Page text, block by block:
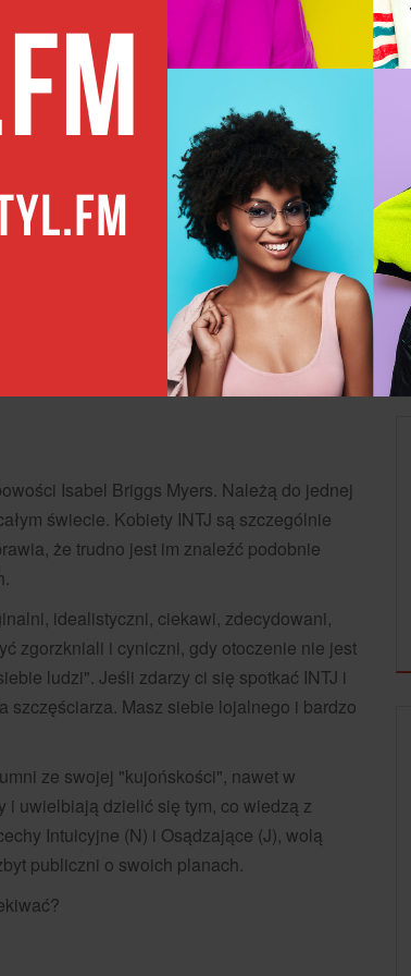
dla INTJ w życiu
Isabel Briggs Myers. Należą do jednej
świecie. Kobiety INTJ są szczególnie
że trudno jest im znaleźć podobnie
idealistyczni, ciekawi, zdecydowani,
zgorzkniali i cyniczni, gdy otoczenie nie jest
ludzi". Jeśli zdarzy ci się spotkać INTJ i
szczęściarza. Masz siebie lojalnego i bardzo
ze swojej "kujońskości", nawet w
uwielbiają dzielić się tym, co wiedzą z
Intuicyjne (N) i Osądzające (J), wolą
publiczni o swoich planach.